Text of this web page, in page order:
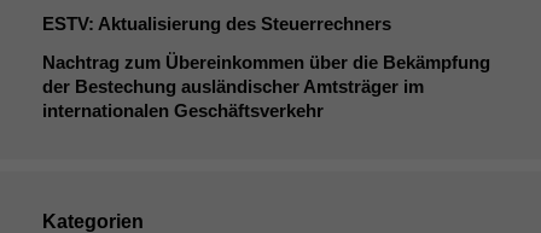
ESTV: Aktualisierung des Steuerrechners
Nachtrag zum Übereinkommen über die Bekämpfung
der Bestechung ausländischer Amtsträger im
internationalen Geschäftsverkehr
Kategorien